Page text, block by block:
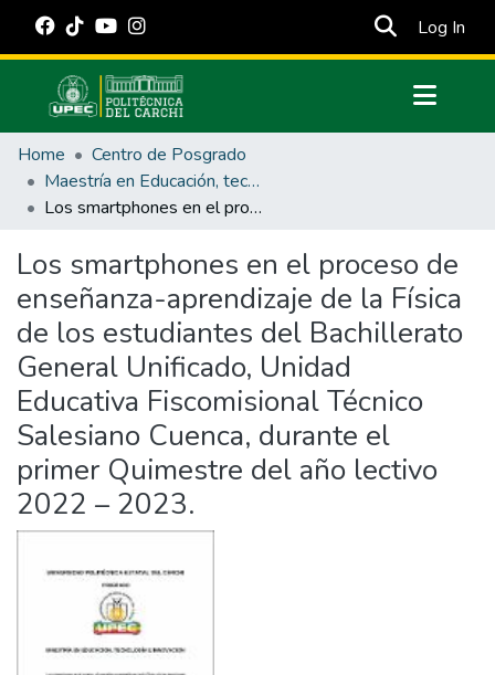
Log In
Communities & Collections
All of DSpace
Statistics
Estadísticas Externas
Manuales
Home
Centro de Posgrado
Maestría en Educación, tecnología e innovación.
Los smartphones en el proceso de enseñanza-aprendizaje de la Física de los estudiantes del Bachillerato General Unificado, Unidad Educativa Fiscomisional Técnico Salesiano Cuenca, durante el primer Quimestre del año lectivo 2022 – 2023.
Los smartphones en el proceso de
enseñanza-aprendizaje de la Física
de los estudiantes del Bachillerato
General Unificado, Unidad
Educativa Fiscomisional Técnico
Salesiano Cuenca, durante el
primer Quimestre del año lectivo
2022 – 2023.